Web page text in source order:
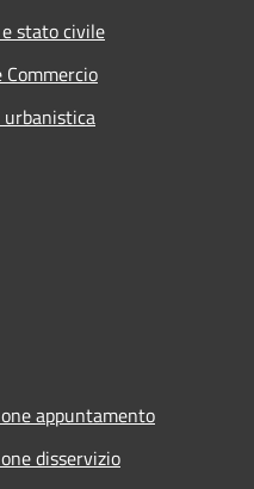
stato civile
Commercio
urbanistica
appuntamento
disservizio